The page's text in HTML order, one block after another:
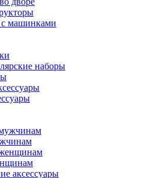
с машинками
наборы